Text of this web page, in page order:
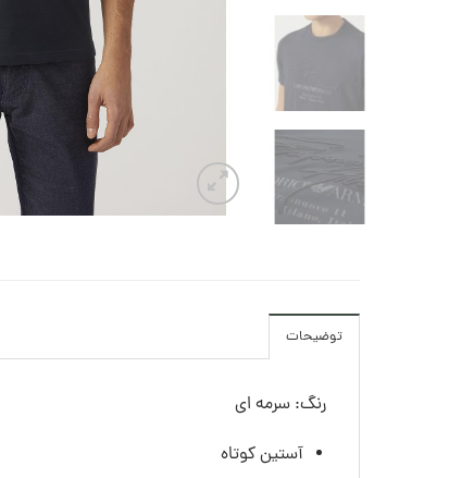
توضیحات
رنگ: سرمه ای
آستین کوتاه